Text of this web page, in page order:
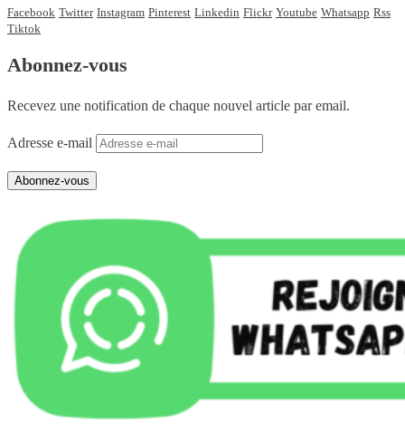
Facebook Twitter Instagram Pinterest Linkedin Flickr Youtube Whatsapp Rss
Tiktok
Abonnez-vous
Recevez une notification de chaque nouvel article par email.
Adresse e-mail
Abonnez-vous